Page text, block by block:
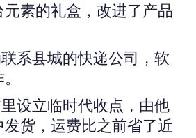
素的礼盒，改进了产品
系县城的快递公司，软
设立临时代收点，由他
货，运费比之前省了近